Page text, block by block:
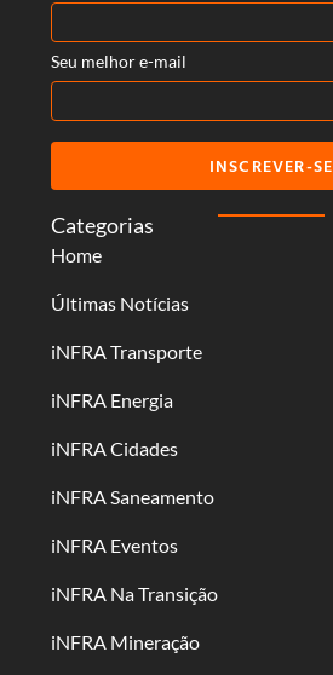
Categorias
Home
Últimas Notícias
iNFRA Transporte
iNFRA Energia
iNFRA Cidades
iNFRA Saneamento
iNFRA Eventos
iNFRA Na Transição
iNFRA Mineração
Seu melhor e-mail
INSCREVER-SE